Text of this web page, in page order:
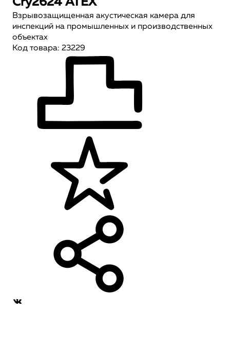
Cry2624 АТЕХ
Взрывозащищенная акустическая камера для
инспекций на промышленных и производственных
объектах
Код товара: 23229